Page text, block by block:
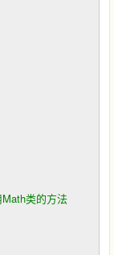
类的方法